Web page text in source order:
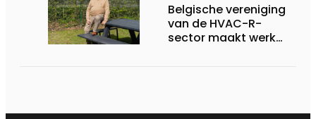
Belgische vereniging
van de HVAC-R-
sector maakt werk